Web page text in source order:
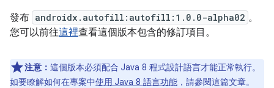
發布 androidx.autofill:autofill:1.0.0-alpha02 。
您可以前往這裡查看這個版本包含的修訂項目。
注意： 這個版本必須配合 Java 8 程式設計語言才能正常執行。
如要瞭解如何在專案中使用 Java 8 語言功能 ，請參閱這篇文章。